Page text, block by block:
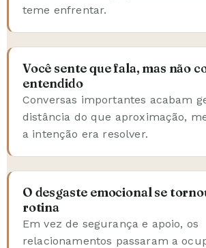
teme enfrentar.
Você sente que fala, mas não
entendido
Conversas importantes acabam
distância do que aproximação,
a intenção era resolver.
O desgaste emocional se
rotina
Em vez de segurança e apoio, os
relacionamentos passaram a